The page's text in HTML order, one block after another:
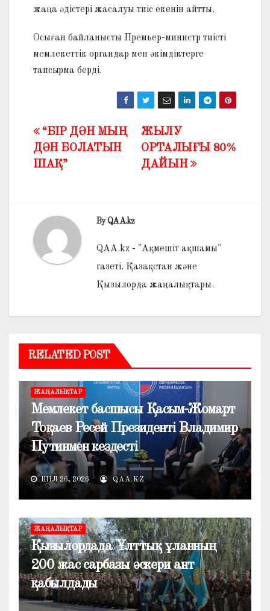
жаңа әдістері жасалуы тиіс екенін айтты.
Осыған байланысты Премьер-министр тиісті
мемлекеттік органдар мен әкімдіктерге
тапсырма берді.
Жазба
навигациясы
ЖЫЛУ
ОРТАЛЫҒЫ 80%
ДАЙЫН
“БІР ДӘН МЫҢ
ДӘН БОЛАТЫН
ШАҚ”
ByQAA.kz
QAA.kz - "Ақмешіт ақшамы"
газеті. Қазақстан және
Қызылорда жаңалықтары.
RELATED POST
ЖАҢАЛЫҚТАР
Мемлекет басшысы Қасым-Жомарт
Тоқаев Ресей Президенті Владимир
Путинмен кездесті
ШІЛ 26, 2026 QAA.KZ
ЖАҢАЛЫҚТАР
Қызылордада Ұлттық ұланның
200 жас сарбазы әскери ант
қабылдады